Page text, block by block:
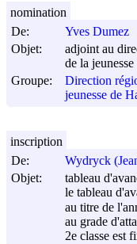
De:
Yves Dumez
Objet:
adjoint au
de la
Groupe:
Direction
jeunesse de
nomination
De:
Wydryck
Objet:
tableau
le tableau
au titre de
au grade
2e classe est
inscription